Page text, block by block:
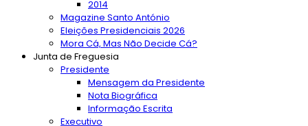
2014
Magazine Santo António
Eleições Presidenciais 2026
Mora Cá, Mas Não Decide Cá?
Junta de Freguesia
Presidente
Mensagem da Presidente
Nota Biográfica
Informação Escrita
Executivo